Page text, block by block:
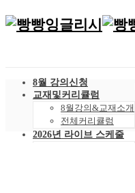
8월 강의신청
교재및커리큘럼
8월강의&교재소개
전체커리큘럼
2026년 라이브 스케줄